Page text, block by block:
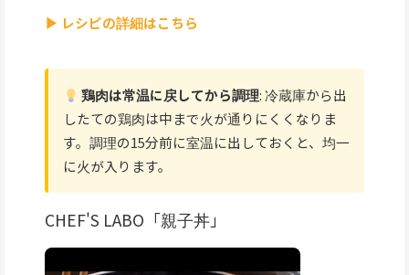
▶ レシピの詳細はこちら
鶏肉は常温に戻してから調理: 冷蔵庫から出
したての鶏肉は中まで火が通りにくくなりま
す。調理の15分前に室温に出しておくと、均一
に火が入ります。
CHEF'S LABO「親子丼」